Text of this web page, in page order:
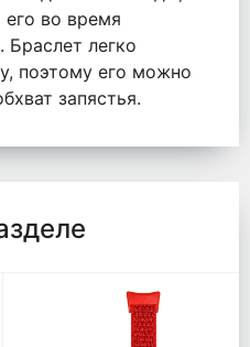
его во время
Браслет легко
поэтому его можно
запястья.